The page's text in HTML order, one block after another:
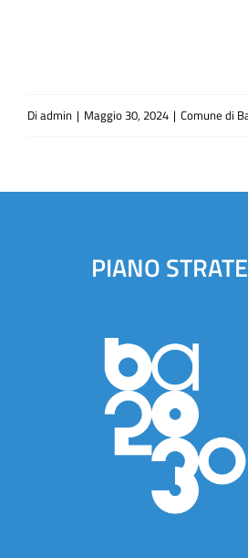
Di admin | Maggio 30, 2024 | Comune di
PIANO